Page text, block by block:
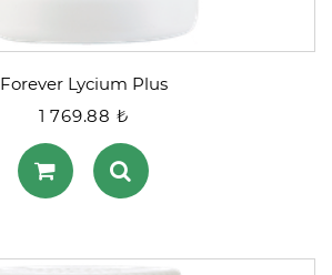
Forever Lycium Plus
1 769.88 ₺